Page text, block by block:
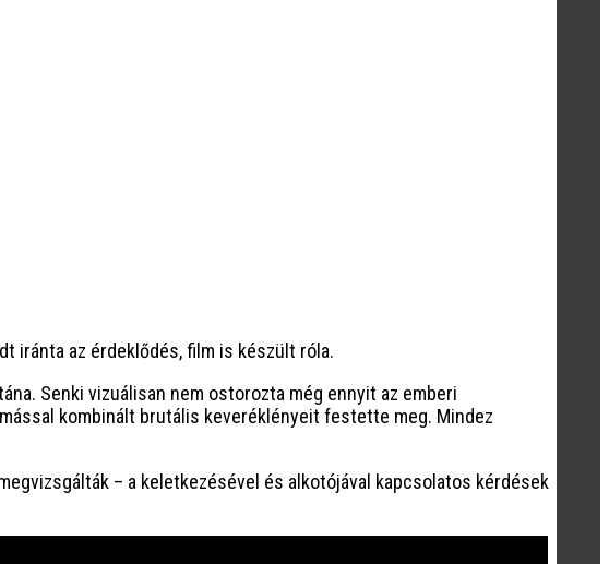
iránta az érdeklődés, film is készült róla.
Senki vizuálisan nem ostorozta még ennyit az emberi
kombinált brutális keveréklényeit festette meg. Mindez
– a keletkezésével és alkotójával kapcsolatos kérdések